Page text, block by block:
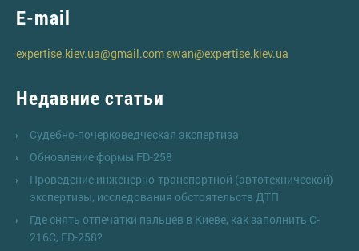
E-mail
expertise.kiev.ua@gmail.com swan@expertise.kiev.ua
Недавние статьи
Судебно-почерковедческая экспертиза
Обновление формы FD-258
Проведение инженерно-транспортной (автотехнической)
экспертизы, исследования обстоятельств ДТП
Где снять отпечатки пальцев в Киеве, как заполнить C-
216C, FD-258?